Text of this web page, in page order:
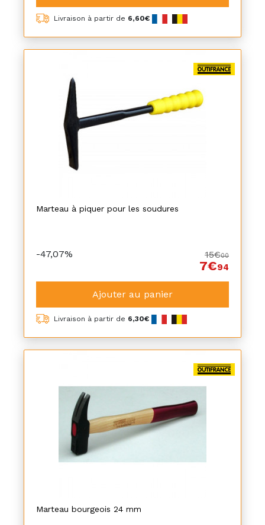
Livraison à partir de 6,60€
Marteau à piquer pour les soudures
-47,07% 15€00
7€94
Ajouter au panier
Livraison à partir de 6,30€
Marteau bourgeois 24 mm